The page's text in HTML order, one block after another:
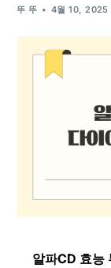
뚜 뚜 4월 10, 2025
알파CD 효능